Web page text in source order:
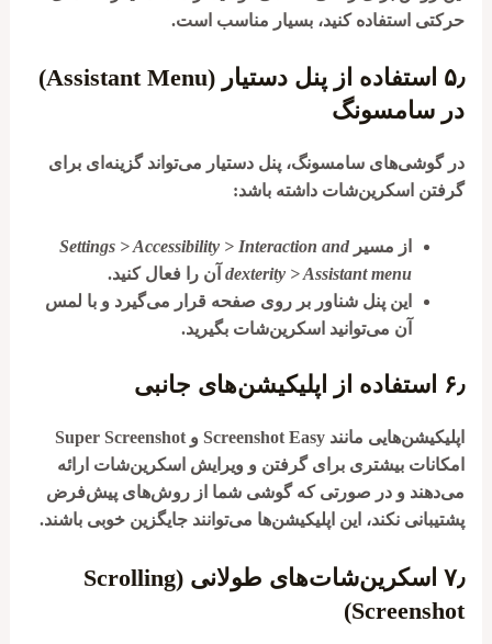
حرکتی استفاده کنید، بسیار مناسب است.
۵٫
استفاده از پنل دستیار (Assistant Menu)
در سامسونگ
در گوشی‌های سامسونگ، پنل دستیار می‌تواند گزینه‌ای برای
گرفتن اسکرین‌شات داشته باشد:
از مسیر Settings > Accessibility > Interaction and
dexterity > Assistant menuآن را فعال کنید.
این پنل شناور بر روی صفحه قرار می‌گیرد و با لمس
آن می‌توانید اسکرین‌شات بگیرید.
۶٫ استفاده از اپلیکیشن‌های جانبی
اپلیکیشن‌هایی مانند Screenshot Easyو Super Screenshot
امکانات بیشتری برای گرفتن و ویرایش اسکرین‌شات ارائه
می‌دهند و در صورتی که گوشی شما از روش‌های پیش‌فرض
پشتیبانی نکند، این اپلیکیشن‌ها می‌توانند جایگزین خوبی باشند.
۷٫
اسکرین‌شات‌های طولانی (Scrolling
Screenshot)